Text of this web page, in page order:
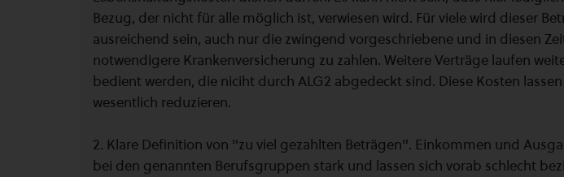
Bezug, der nicht für alle möglich ist, verwiesen wird. Für viele wird dieser
ausreichend sein, auch nur die zwingend vorgeschriebene und in diesen
notwendigere Krankenversicherung zu zahlen. Weitere Verträge laufen
bedient werden, die niciht durch ALG2 abgedeckt sind. Diese Kosten
wesentlich reduzieren.
2. Klare Definition von "zu viel gezahlten Beträgen". Einkommen und
bei den genannten Berufsgruppen stark und lassen sich vorab schlecht